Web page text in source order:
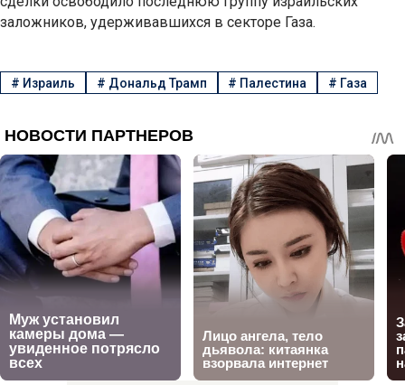
заложников, удерживавшихся в секторе Газа.
# Израиль # Дональд Трамп # Палестина # Газа